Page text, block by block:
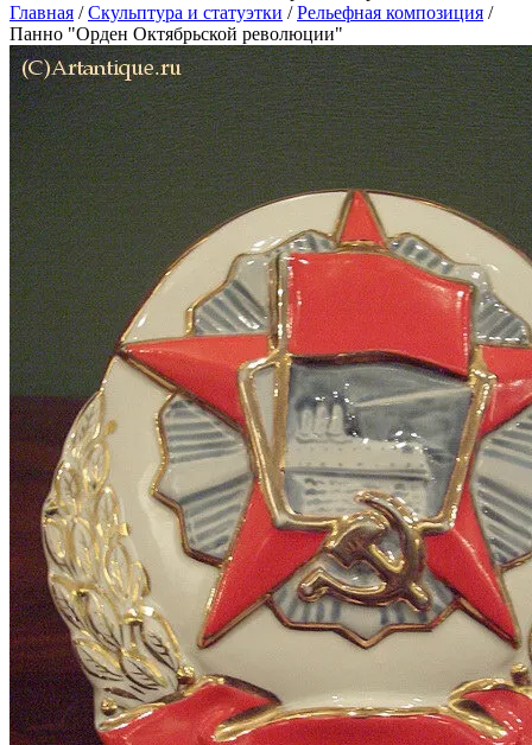
Главная / Скульптура и статуэтки / Рельефная композиция /
Панно "Орден Октябрьской революции"